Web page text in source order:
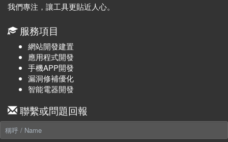
我們專注，讓工具更貼近人心。
服務項目
網站開發建置
應用程式開發
手機APP開發
漏洞修補優化
智能電器開發
聯繫或問題回報